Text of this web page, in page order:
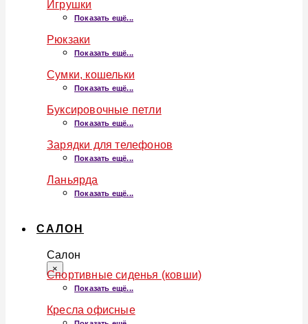
Игрушки
Показать ещё...
Рюкзаки
Показать ещё...
Сумки, кошельки
Показать ещё...
Буксировочные петли
Показать ещё...
Зарядки для телефонов
Показать ещё...
Ланьярда
Показать ещё...
САЛОН
Салон
×
Спортивные сиденья (ковши)
Показать ещё...
Кресла офисные